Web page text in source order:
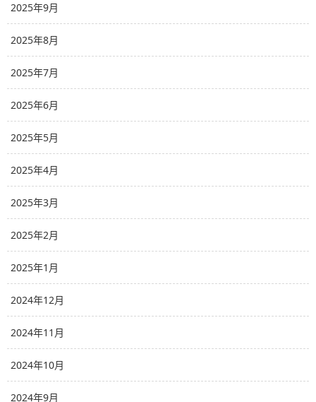
2025年9月
2025年8月
2025年7月
2025年6月
2025年5月
2025年4月
2025年3月
2025年2月
2025年1月
2024年12月
2024年11月
2024年10月
2024年9月